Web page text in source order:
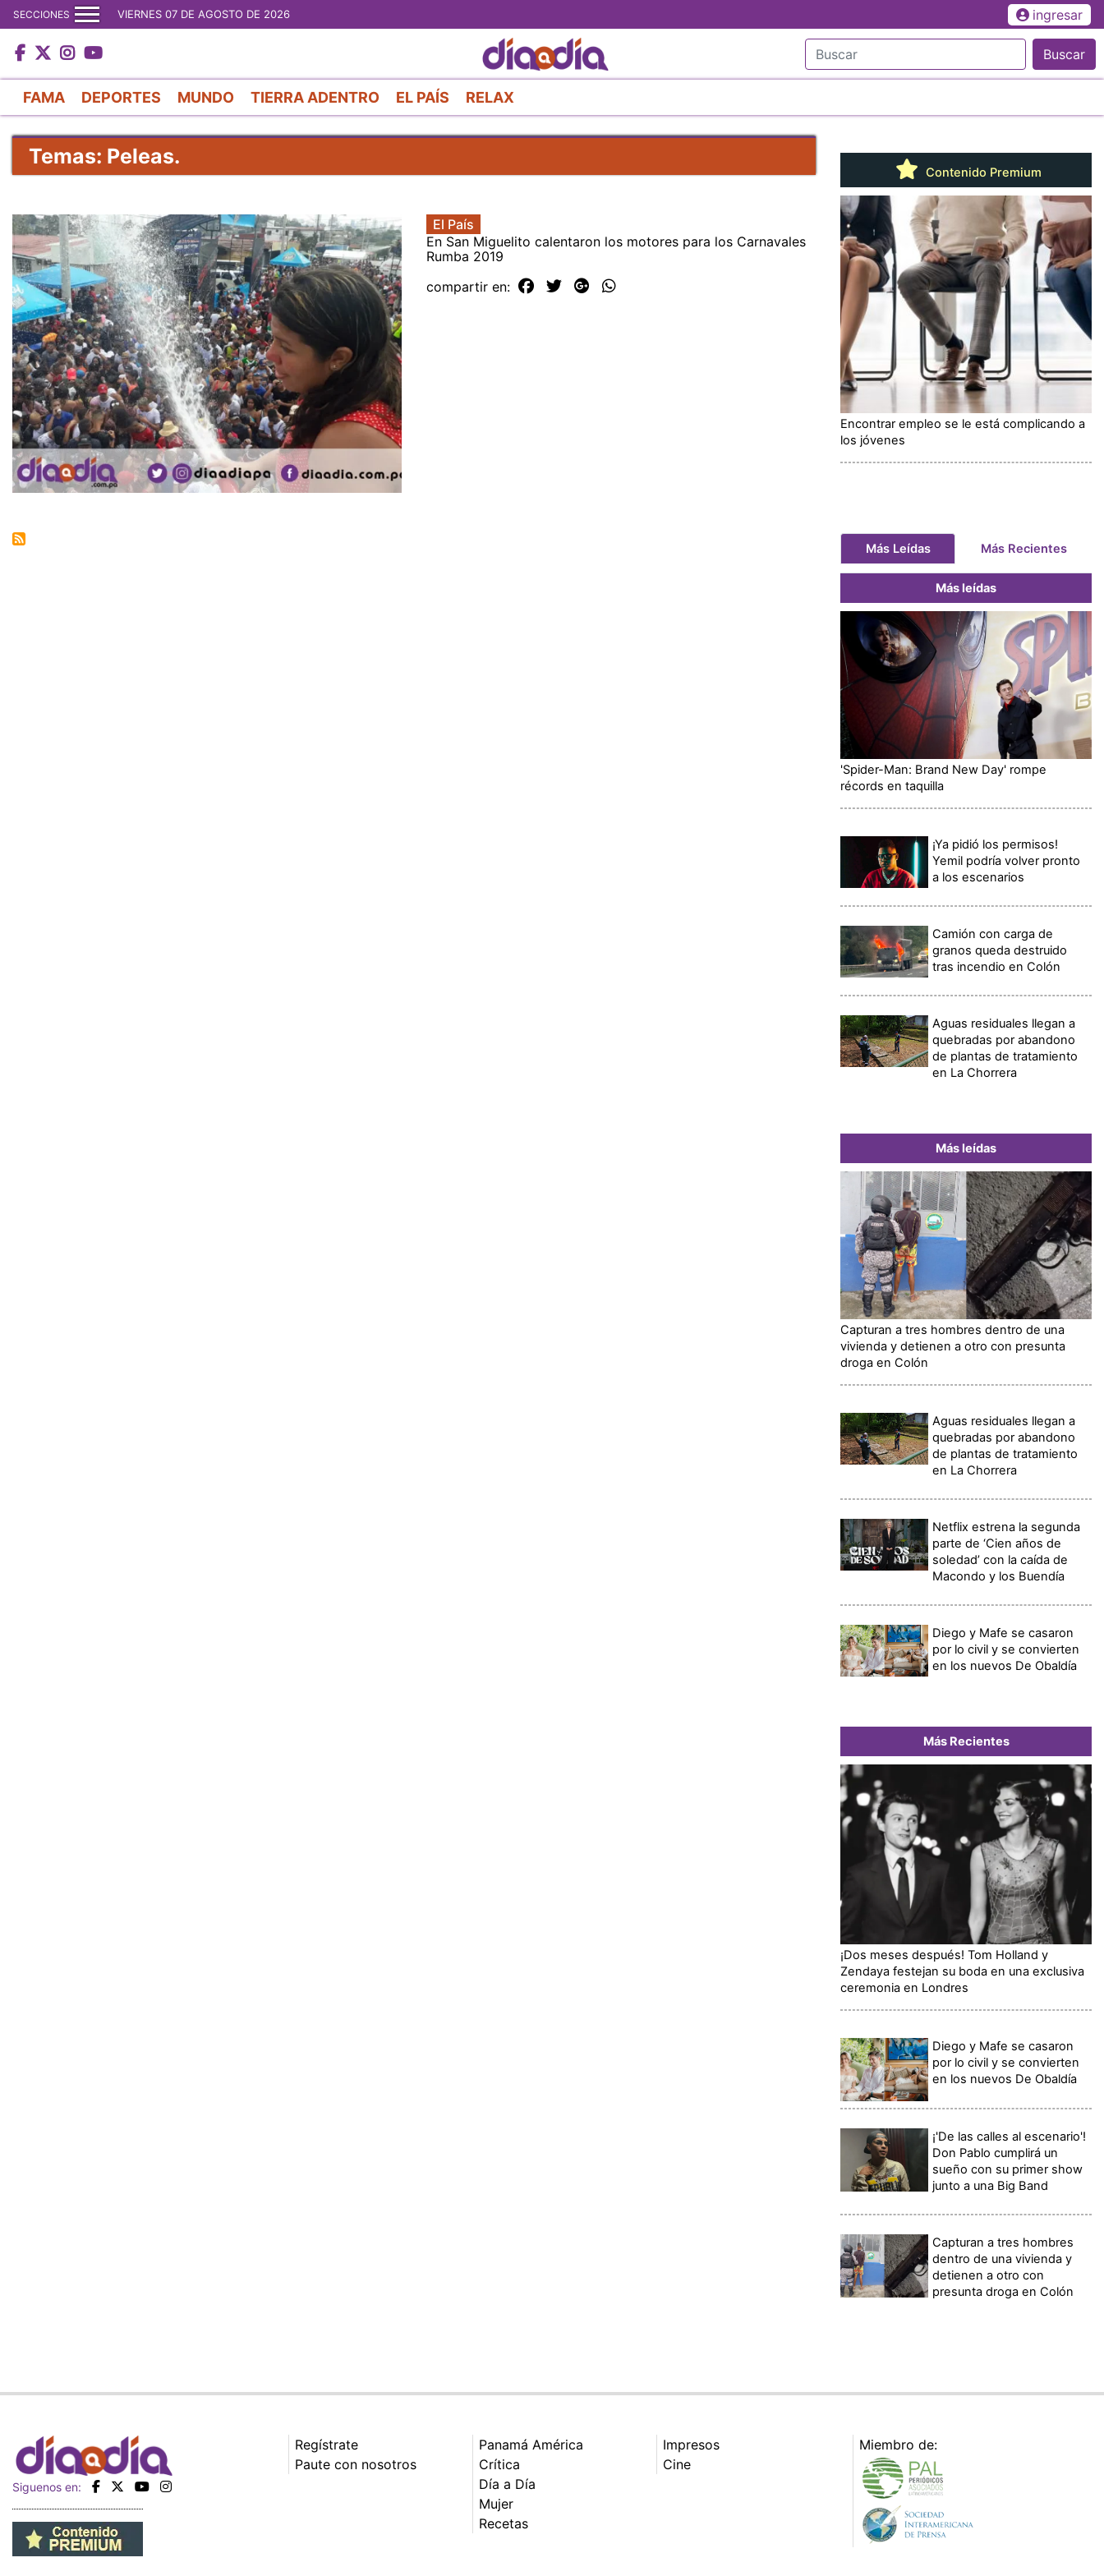
al
contenido
principal
SECCIONES VIERNES 07 DE AGOSTO DE 2026 ingresar
Buscar
FAMA DEPORTES MUNDO TIERRA ADENTRO EL PAÍS RELAX
Temas: Peleas.
El País
En San Miguelito calentaron los motores para los Carnavales
Rumba 2019
compartir en:
Contenido Premium
Encontrar empleo se le está complicando a
los jóvenes
Más Leídas Más Recientes
Más leídas
'Spider-Man: Brand New Day' rompe
récords en taquilla
¡Ya pidió los permisos!
Yemil podría volver pronto
a los escenarios
Camión con carga de
granos queda destruido
tras incendio en Colón
Aguas residuales llegan a
quebradas por abandono
de plantas de tratamiento
en La Chorrera
Más leídas
Capturan a tres hombres dentro de una
vivienda y detienen a otro con presunta
droga en Colón
Aguas residuales llegan a
quebradas por abandono
de plantas de tratamiento
en La Chorrera
Netflix estrena la segunda
parte de ‘Cien años de
soledad’ con la caída de
Macondo y los Buendía
Diego y Mafe se casaron
por lo civil y se convierten
en los nuevos De Obaldía
Más Recientes
¡Dos meses después! Tom Holland y
Zendaya festejan su boda en una exclusiva
ceremonia en Londres
Diego y Mafe se casaron
por lo civil y se convierten
en los nuevos De Obaldía
¡'De las calles al escenario'!
Don Pablo cumplirá un
sueño con su primer show
junto a una Big Band
Capturan a tres hombres
dentro de una vivienda y
detienen a otro con
presunta droga en Colón
Siguenos en:
Regístrate
Paute con nosotros
Panamá América
Crítica
Día a Día
Mujer
Recetas
Impresos
Cine
Miembro de: